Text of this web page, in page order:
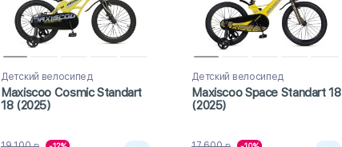
Детский велосипед
Maxiscoo Cosmic Standart
18 (2025)
Детский велосипед
Maxiscoo Space Standart 18
(2025)